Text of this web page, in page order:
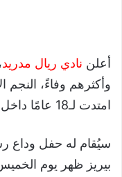
أعلن نادي ريال مدريد
وأكثرهم وفاءً،
امتدت لـ18 عامًا داخل أسوار الفريق الملكي.
سيُقام له حفل وداع
بيريز ظهر يوم